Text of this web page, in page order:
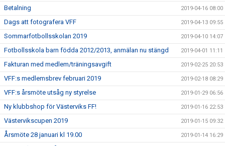
Betalning 2019-04-16 08:00
Dags att fotografera VFF 2019-04-13 09:55
Sommarfotbollsskolan 2019 2019-04-10 14:07
Fotbollsskola barn födda 2012/2013, anmälan nu stängd 2019-04-01 11:11
Fakturan med medlem/träningsavgift 2019-02-25 20:53
VFF:s medlemsbrev februari 2019 2019-02-18 08:29
VFF:s årsmöte utsåg ny styrelse 2019-01-29 06:56
Ny klubbshop för Västerviks FF! 2019-01-16 22:53
Västervikscupen 2019 2019-01-15 09:32
Årsmöte 28 januari kl 19.00 2019-01-14 16:29